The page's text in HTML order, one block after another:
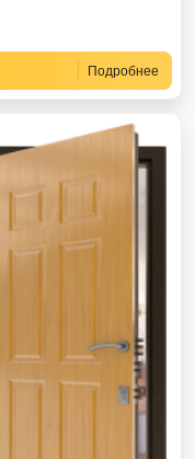
Подробнее